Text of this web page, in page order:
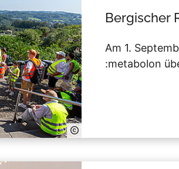
Bergischer
Am 1.
:metabolon